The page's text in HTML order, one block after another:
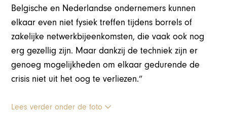
Belgische en Nederlandse ondernemers kunnen
elkaar even niet fysiek treffen tijdens borrels of
zakelijke netwerkbijeenkomsten, die vaak ook nog
erg gezellig zijn. Maar dankzij de techniek zijn er
genoeg mogelijkheden om elkaar gedurende de
crisis niet uit het oog te verliezen.”
Lees verder onder de foto